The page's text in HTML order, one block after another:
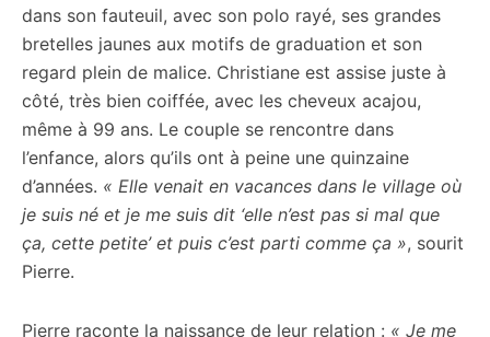
dans son fauteuil, avec son polo rayé, ses grandes
bretelles jaunes aux motifs de graduation et son
regard plein de malice. Christiane est assise juste à
côté, très bien coiffée, avec les cheveux acajou,
même à 99 ans. Le couple se rencontre dans
l’enfance, alors qu’ils ont à peine une quinzaine
d’années. « Elle venait en vacances dans le village où
je suis né et je me suis dit ‘elle n’est pas si mal que
ça, cette petite’ et puis c’est parti comme ça », sourit
Pierre.
Pierre raconte la naissance de leur relation : « Je me